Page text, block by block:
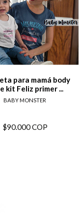
para mamá body
kit Feliz primer ...
BABY MONSTER
$90.000 COP